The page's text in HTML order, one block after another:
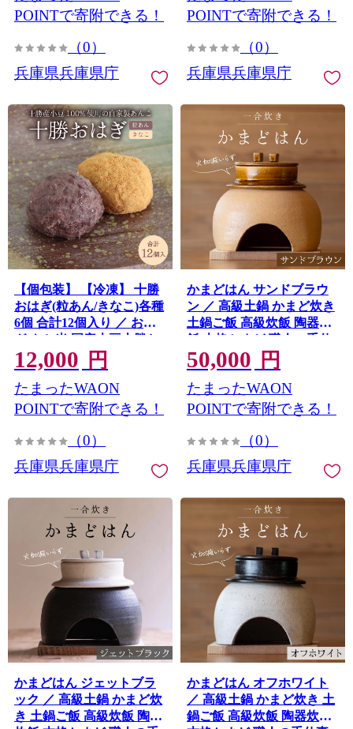
POINTで寄附できる！
（0）
兵庫県兵庫県庁
POINTで寄附できる！
（0）
兵庫県兵庫県庁
【個包装】 【冷凍】 十勝
おはぎ(粒あん/きなこ)各種
6個 合計12個入り ／ おは
ぎ もち米 国産大豆十勝お
はぎ 冷凍 北海道 和菓子 冷
凍おはぎ 詰め合わせ 十勝
産小豆 粒あん きなこ 冷凍
和菓子 冷凍保存 セット
12,000 円
たまったWAON
POINTで寄附できる！
（0）
兵庫県兵庫県庁
かまどはん サンドブラウ
ン ／ 高級土鍋 かまど炊き
土鍋ご飯 高級炊飯 陶器炊
飯 本格かまど 職人の手仕
事 キッチン用品 一人暮ら
し 炊飯 ギフト 高級 結婚祝
い キッチン アウトドア炊
飯 固形燃料 炊飯 高級 キャ
兵庫県
50,000 円
たまったWAON
POINTで寄附できる！
（0）
兵庫県兵庫県庁
かまどはん ジェットブラ
ック ／ 高級土鍋 かまど炊
き 土鍋ご飯 高級炊飯 陶器
かまどはん オフホワイト
／ 高級土鍋 かまど炊き 土
鍋ご飯 高級炊飯 陶器炊飯